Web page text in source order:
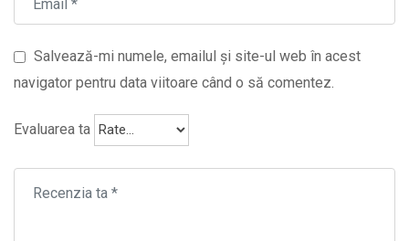
Salvează-mi numele, emailul și site-ul web în acest
navigator pentru data viitoare când o să comentez.
Evaluarea ta